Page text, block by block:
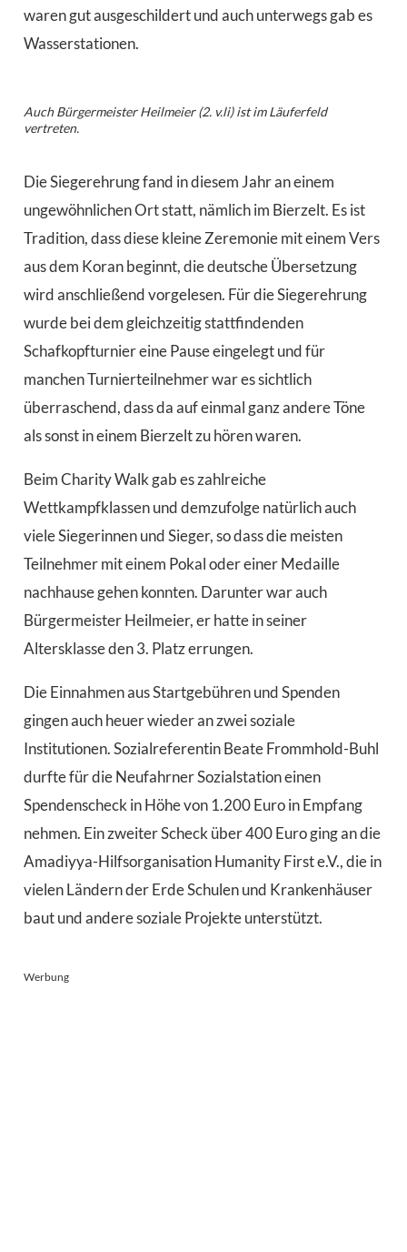
waren gut ausgeschildert und auch unterwegs gab es
Wasserstationen.
Auch Bürgermeister Heilmeier (2. v.li) ist im Läuferfeld
vertreten.
Die Siegerehrung fand in diesem Jahr an einem
ungewöhnlichen Ort statt, nämlich im Bierzelt. Es ist
Tradition, dass diese kleine Zeremonie mit einem Vers
aus dem Koran beginnt, die deutsche Übersetzung
wird anschließend vorgelesen. Für die Siegerehrung
wurde bei dem gleichzeitig stattfindenden
Schafkopfturnier eine Pause eingelegt und für
manchen Turnierteilnehmer war es sichtlich
überraschend, dass da auf einmal ganz andere Töne
als sonst in einem Bierzelt zu hören waren.
Beim Charity Walk gab es zahlreiche
Wettkampfklassen und demzufolge natürlich auch
viele Siegerinnen und Sieger, so dass die meisten
Teilnehmer mit einem Pokal oder einer Medaille
nachhause gehen konnten. Darunter war auch
Bürgermeister Heilmeier, er hatte in seiner
Altersklasse den 3. Platz errungen.
Die Einnahmen aus Startgebühren und Spenden
gingen auch heuer wieder an zwei soziale
Institutionen. Sozialreferentin Beate Frommhold-Buhl
durfte für die Neufahrner Sozialstation einen
Spendenscheck in Höhe von 1.200 Euro in Empfang
nehmen. Ein zweiter Scheck über 400 Euro ging an die
Amadiyya-Hilfsorganisation Humanity First e.V., die in
vielen Ländern der Erde Schulen und Krankenhäuser
baut und andere soziale Projekte unterstützt.
Werbung